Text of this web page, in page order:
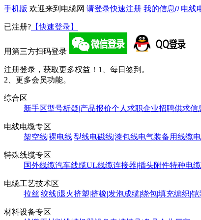
手机版 欢迎来到电缆网 请登录快速注册 我的信息0 电线
已注册? 【快速登录】
用第三方扫码登录
注册登录，获取更多权益！ 1、每日签到。
2、更多会员功能。
综合区
新手区型号析疑|产品报价个人求职企业招聘供求信
电线电缆专区
架空线|裸电线|型线电磁线|漆包线电气装备用线缆
特殊线缆专区
国外线缆汽车线缆UL线缆连接器|插头附件特种电缆
电缆工艺技术区
拉丝|绞线|退火挤塑|挤橡|发泡成缆|绕包|填充编织|铠
材料设备专区